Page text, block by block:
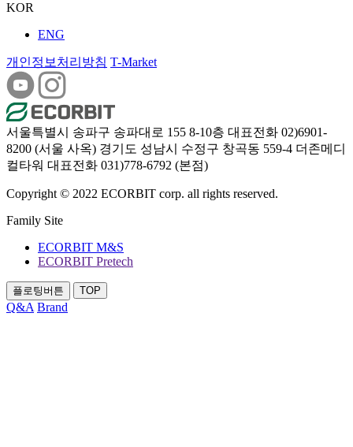
KOR
ENG
개인정보처리방침 T-Market
서울특별시 송파구 송파대로 155 8-10층 대표전화 02)6901-
8200 (서울 사옥) 경기도 성남시 수정구 창곡동 559-4 더존메디
컬타워 대표전화 031)778-6792 (본점)
Copyright © 2022 ECORBIT corp. all rights reserved.
Family Site
ECORBIT M&S
ECORBIT Pretech
플로팅버튼 TOP
Q&A Brand